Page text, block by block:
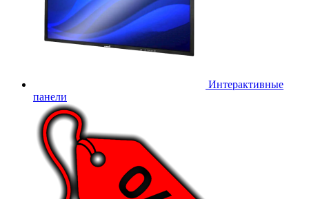
Интерактивные
панели